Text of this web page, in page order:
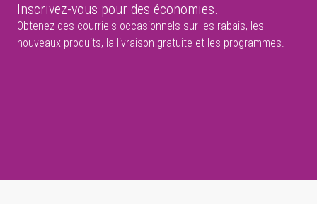
Inscrivez-vous pour des économies.
Obtenez des courriels occasionnels sur les rabais, les
nouveaux produits, la livraison gratuite et les programmes.